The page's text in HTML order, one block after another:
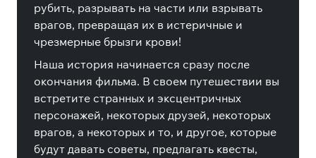
рубить, разрывать на части или взрывать
врагов, превращая их в истеричные и
чрезмерные брызги крови!
Наша история начинается сразу после
окончания фильма. В своем путешествии вы
встретите странных и эксцентричных
персонажей, некоторых друзей, некоторых
врагов, а некоторых и то, и другое, которые
будут давать советы, предлагать квесты,